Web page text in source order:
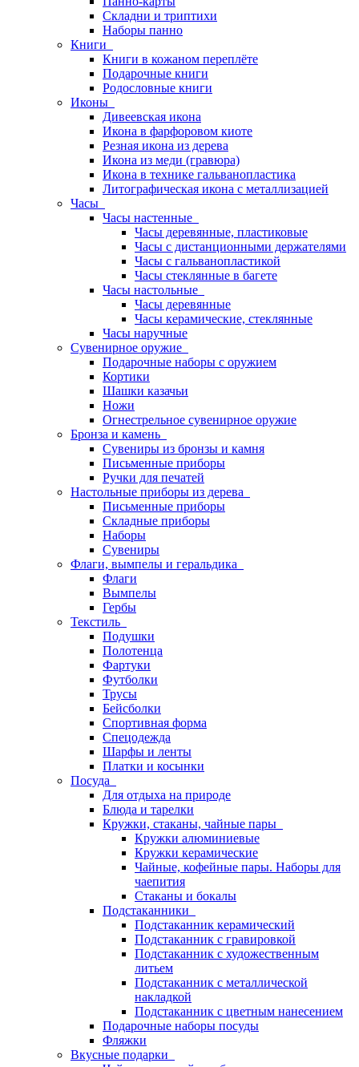
Складни и триптихи
Наборы панно
Книги
Книги в кожаном переплёте
Подарочные книги
Родословные книги
Иконы
Дивеевская икона
Икона в фарфоровом киоте
Резная икона из дерева
Икона из меди (гравюра)
Икона в технике гальванопластика
Литографическая икона с металлизацией
Часы
Часы настенные
Часы деревянные, пластиковые
Часы с дистанционными держателями
Часы с гальванопластикой
Часы стеклянные в багете
Часы настольные
Часы деревянные
Часы керамические, стеклянные
Часы наручные
Сувенирное оружие
Подарочные наборы с оружием
Кортики
Шашки казачьи
Ножи
Огнестрельное сувенирное оружие
Бронза и камень
Сувениры из бронзы и камня
Письменные приборы
Ручки для печатей
Настольные приборы из дерева
Письменные приборы
Складные приборы
Наборы
Сувениры
Флаги, вымпелы и геральдика
Флаги
Вымпелы
Гербы
Текстиль
Подушки
Полотенца
Фартуки
Футболки
Трусы
Бейсболки
Спортивная форма
Спецодежда
Шарфы и ленты
Платки и косынки
Посуда
Для отдыха на природе
Блюда и тарелки
Кружки, стаканы, чайные пары
Кружки алюминиевые
Кружки керамические
Чайные, кофейные пары. Наборы для
чаепития
Стаканы и бокалы
Подстаканники
Подстаканник керамический
Подстаканник c гравировкой
Подстаканник с художественным
литьем
Подстаканник с металлической
накладкой
Подстаканник с цветным нанесением
Подарочные наборы посуды
Фляжки
Вкусные подарки